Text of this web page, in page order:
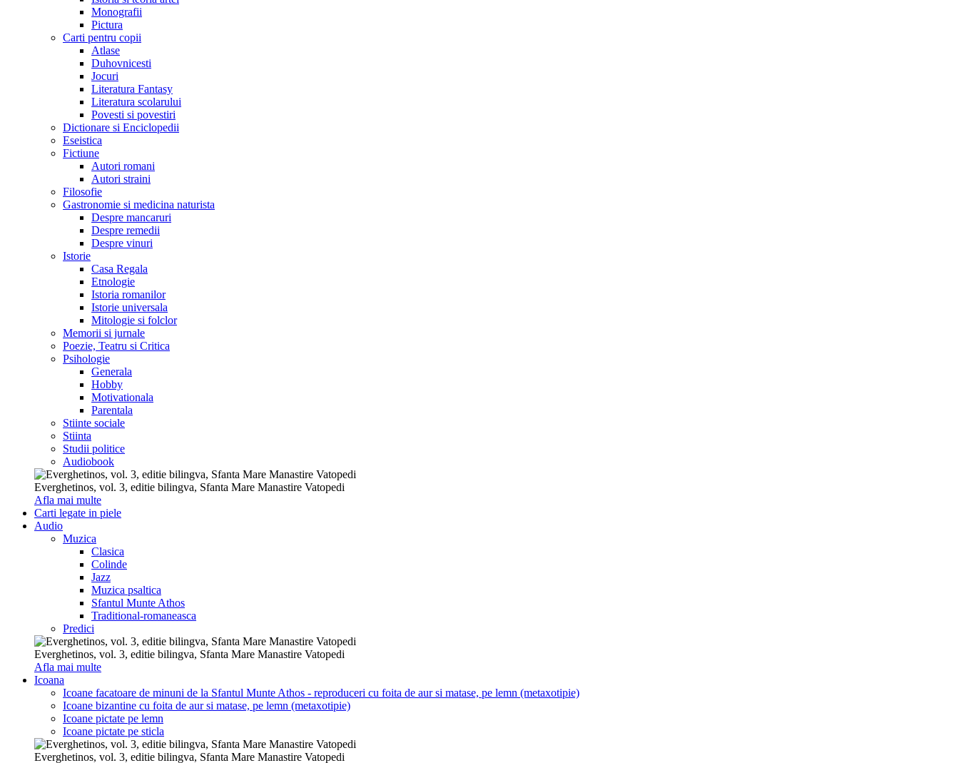
Monografii
Pictura
Carti pentru copii
Atlase
Duhovnicesti
Jocuri
Literatura Fantasy
Literatura scolarului
Povesti si povestiri
Dictionare si Enciclopedii
Eseistica
Fictiune
Autori romani
Autori straini
Filosofie
Gastronomie si medicina naturista
Despre mancaruri
Despre remedii
Despre vinuri
Istorie
Casa Regala
Etnologie
Istoria romanilor
Istorie universala
Mitologie si folclor
Memorii si jurnale
Poezie, Teatru si Critica
Psihologie
Generala
Hobby
Motivationala
Parentala
Stiinte sociale
Stiinta
Studii politice
Audiobook
Everghetinos, vol. 3, editie bilingva, Sfanta Mare Manastire Vatopedi
Afla mai multe
Carti legate in piele
Audio
Muzica
Clasica
Colinde
Jazz
Muzica psaltica
Sfantul Munte Athos
Traditional-romaneasca
Predici
Everghetinos, vol. 3, editie bilingva, Sfanta Mare Manastire Vatopedi
Afla mai multe
Icoana
Icoane facatoare de minuni de la Sfantul Munte Athos - reproduceri cu foita de aur si matase, pe lemn (metaxotipie)
Icoane bizantine cu foita de aur si matase, pe lemn (metaxotipie)
Icoane pictate pe lemn
Icoane pictate pe sticla
Everghetinos, vol. 3, editie bilingva, Sfanta Mare Manastire Vatopedi